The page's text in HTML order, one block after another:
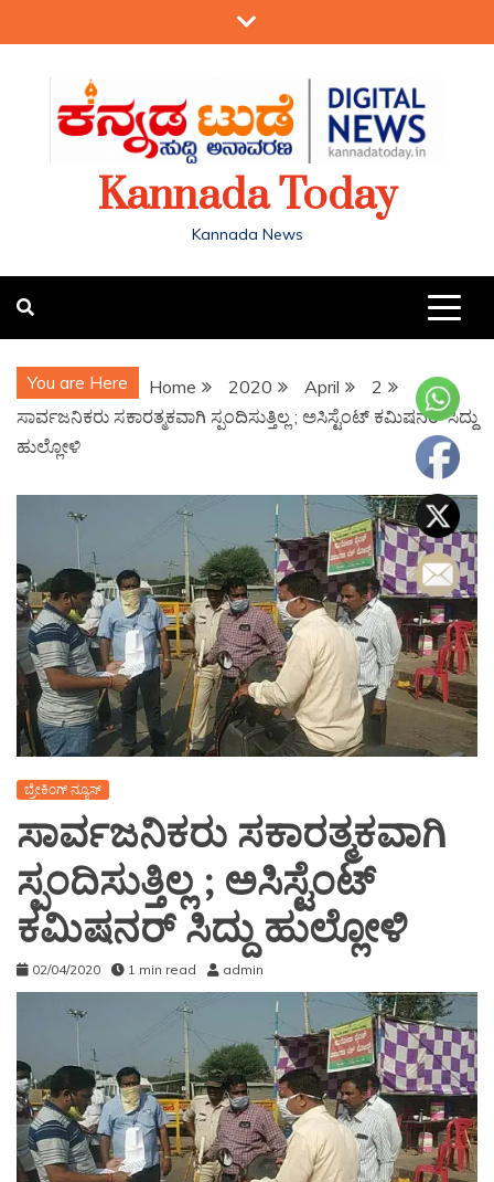
Kannada Today
Kannada News
You are Here Home 2020 April
2
ಸಾರ್ವಜನಿಕರು ಸಕಾರತ್ಮಕವಾಗಿ ಸ್ಪಂದಿಸುತ್ತಿಲ್ಲ ; ಅಸಿಸ್ಟೆಂಟ್ ಕಮಿಷನರ್ ಸಿದ್ದು
ಹುಲ್ಲೋಳಿ
ಬ್ರೇಕಿಂಗ್ ನ್ಯೂಸ್
ಸಾರ್ವಜನಿಕರು ಸಕಾರತ್ಮಕವಾಗಿ
ಸ್ಪಂದಿಸುತ್ತಿಲ್ಲ ; ಅಸಿಸ್ಟೆಂಟ್
ಕಮಿಷನರ್ ಸಿದ್ದು ಹುಲ್ಲೋಳಿ
02/04/2020 1 min read admin